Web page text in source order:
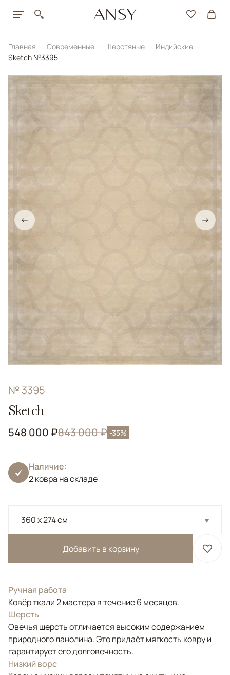
Главная Современные Шерстяные
Индийские
Sketch №3395
← →
№ 3395
Sketch
548 000 ₽843 000 ₽ -35%
Наличие:
2 ковра на складе
360 x 274 см
Добавить в корзину
Ручная работа
Ковёр ткали 2 мастера в течение 6 месяцев.
Шерсть
Овечья шерсть отличается высоким содержанием
природного ланолина. Это придаёт мягкость ковру и
гарантирует его долговечность.
Низкий ворс